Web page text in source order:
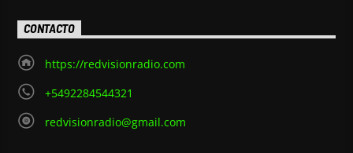
CONTACTO
https://redvisionradio.com
+5492284544321
redvisionradio@gmail.com